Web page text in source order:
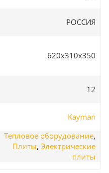
РОССИЯ
620х310х350
12
Kayman
Тепловое оборудование,
Плиты, Электрические
плиты